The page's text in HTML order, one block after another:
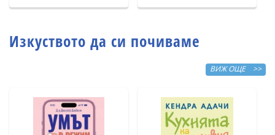
Изкуството да си почиваме
ВИЖ ОЩЕ >>